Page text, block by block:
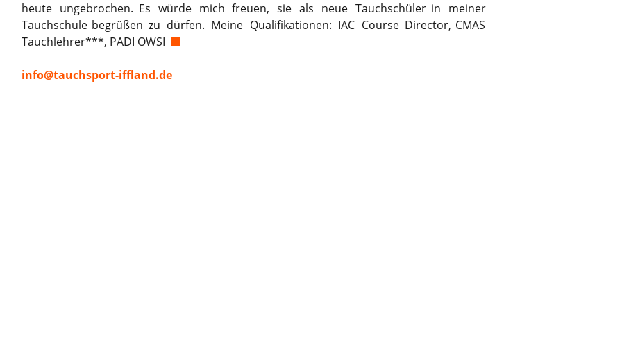
heute ungebrochen. Es würde mich freuen, sie als neue Tauchschüler in meiner
Tauchschule begrüßen zu dürfen. Meine Qualifikationen: IAC Course Director, CMAS
Tauchlehrer***, PADI OWSI
info@tauchsport-iffland.de